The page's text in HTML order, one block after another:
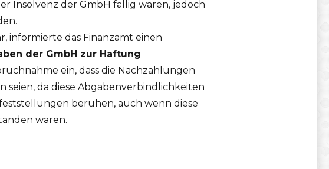
Insolvenz der GmbH fällig waren, jedoch
informierte das Finanzamt einen
der GmbH zur Haftung
ein, dass die Nachzahlungen
da diese Abgabenverbindlichkeiten
beruhen, auch wenn diese
waren.